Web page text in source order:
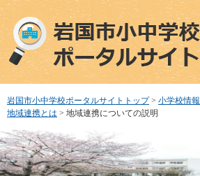
ペ
で
す
メ
ば
し
本
文
へ
岩国市小中学校ポータルサイトトップ > 小学校情報
地域連携とは > 地域連携についての説明